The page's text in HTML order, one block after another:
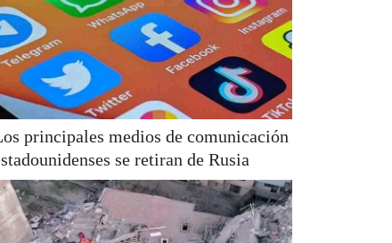
principales medios de comunicación
se retiran de Rusia